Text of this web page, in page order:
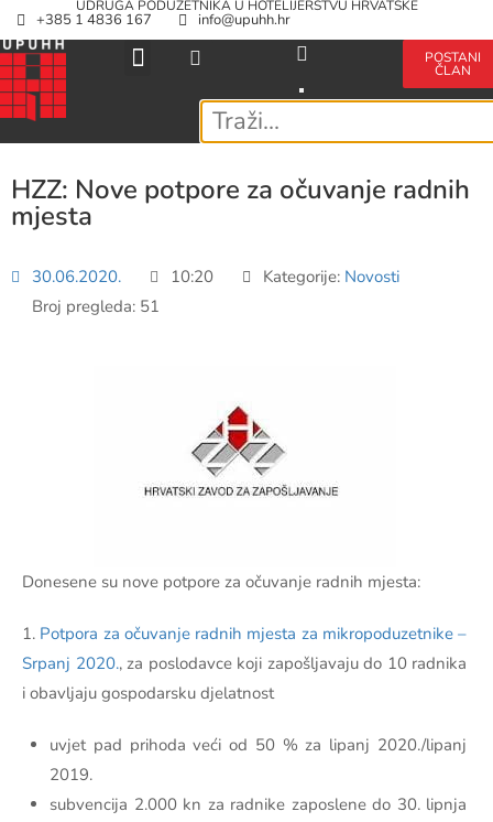
UDRUGA PODUZETNIKA U HOTELIJERSTVU HRVATSKE
+385 1 4836 167 info@upuhh.hr
POSTANI
ČLAN
HZZ: Nove potpore za očuvanje radnih
mjesta
30.06.2020. 10:20 Kategorije: Novosti
Broj pregleda: 51
Donesene su nove potpore za očuvanje radnih mjesta:
1. Potpora za očuvanje radnih mjesta za mikropoduzetnike –
Srpanj 2020., za poslodavce koji zapošljavaju do 10 radnika
i obavljaju gospodarsku djelatnost
uvjet pad prihoda veći od 50 % za lipanj 2020./lipanj
2019.
subvencija 2.000 kn za radnike zaposlene do 30. lipnja